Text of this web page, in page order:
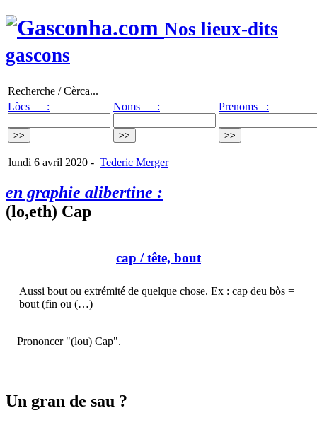
Nos lieux-dits
gascons
Recherche / Cèrca...
Lòcs :
Noms : Prenoms :
lundi 6 avril 2020 - Tederic Merger
en graphie alibertine :
(lo,eth) Cap
cap / tête, bout
Aussi bout ou extrémité de quelque chose. Ex : cap deu bòs =
bout (fin ou (…)
Prononcer "(lou) Cap".
Un gran de sau ?